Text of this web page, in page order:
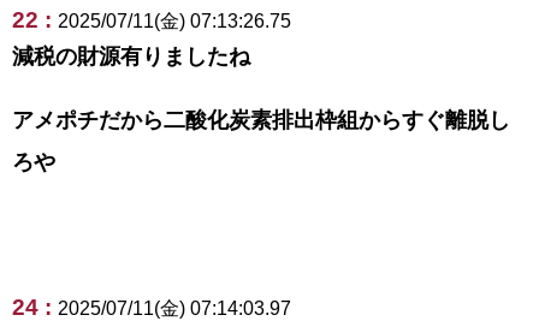
22 : 2025/07/11(金) 07:13:26.75
減税の財源有りましたね
アメポチだから二酸化炭素排出枠組からすぐ離脱し
ろや
24 : 2025/07/11(金) 07:14:03.97